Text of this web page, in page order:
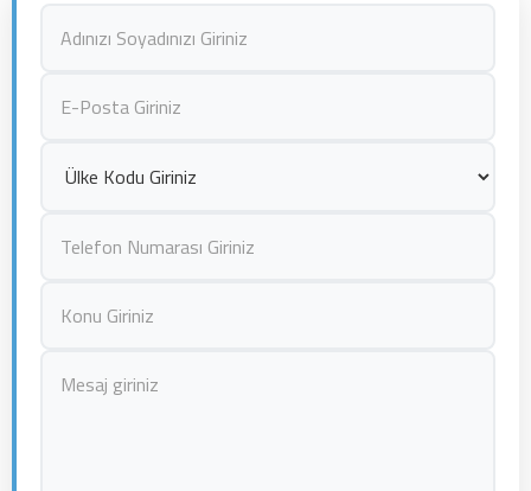
renk, ses, müzik, sahne ayarlamaları yapılarak hazır